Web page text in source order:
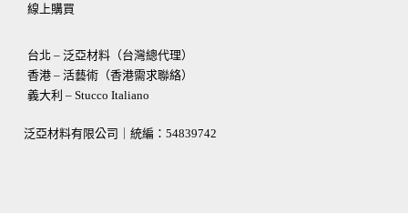
線上購買
台北 – 泛亞材料（台灣總代理）
香港 – 活藝術（香港需求聯絡）
義大利 – Stucco Italiano
泛亞材料有限公司｜統編： 54839742